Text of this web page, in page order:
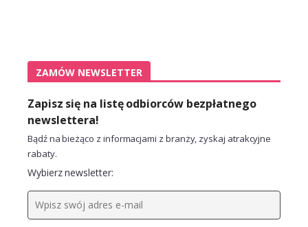
ZAMÓW NEWSLETTER
Zapisz się na listę odbiorców bezpłatnego
newslettera!
Bądź na bieżąco z informacjami z branży, zyskaj atrakcyjne
rabaty.
Wybierz newsletter: